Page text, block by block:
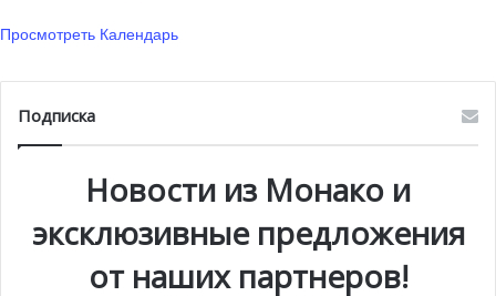
Просмотреть Календарь
Подписка
Новости из Монако и
эксклюзивные предложения
от наших партнеров!